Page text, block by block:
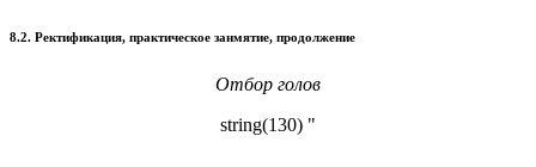
8.2. Ректификация, практическое занмятие, продолжение
Отбор голов
string(130) "